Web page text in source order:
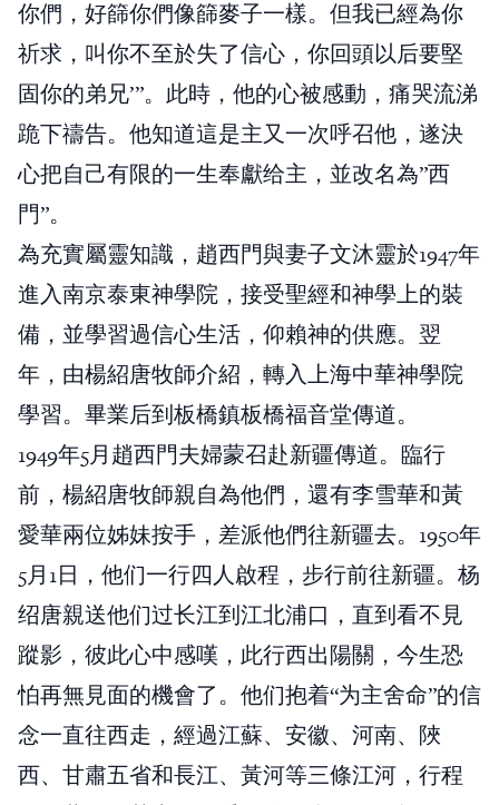
你們，好篩你們像篩麥子一樣。但我已經為你
祈求，叫你不至於失了信心，你回頭以后要堅
固你的弟兄’”。此時，他的心被感動，痛哭流涕
跪下禱告。他知道這是主又一次呼召他，遂決
心把自己有限的一生奉獻给主，並改名為”西
門”。
為充實屬靈知識，趙西門與妻子文沐靈於1947年
進入南京泰東神學院，接受聖經和神學上的裝
備，並學習過信心生活，仰賴神的供應。翌
年，由楊紹唐牧師介紹，轉入上海中華神學院
學習。畢業后到板橋鎮板橋福音堂傳道。
1949年5月趙西門夫婦蒙召赴新疆傳道。臨行
前，楊紹唐牧師親自為他們，還有李雪華和黃
愛華兩位姊妹按手，差派他們往新疆去。1950年
5月1日，他们一行四人啟程，步行前往新疆。杨
绍唐親送他们过长江到江北浦口，直到看不見
蹤影，彼此心中感嘆，此行西出陽關，今生恐
怕再無見面的機會了。他们抱着“为主舍命”的信
念一直往西走，經過江蘇、安徽、河南、陜
西、甘肅五省和長江、黃河等三條江河，行程